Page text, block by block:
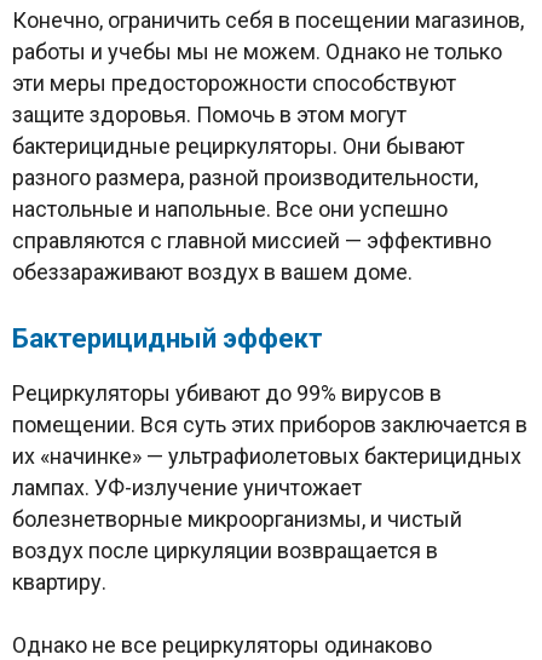
Конечно, ограничить себя в посещении магазинов,
работы и учебы мы не можем. Однако не только
эти меры предосторожности способствуют
защите здоровья. Помочь в этом могут
бактерицидные рециркуляторы. Они бывают
разного размера, разной производительности,
настольные и напольные. Все они успешно
справляются с главной миссией — эффективно
обеззараживают воздух в вашем доме.
Бактерицидный эффект
Рециркуляторы убивают до 99% вирусов в
помещении. Вся суть этих приборов заключается в
их «начинке» — ультрафиолетовых бактерицидных
лампах. УФ-излучение уничтожает
болезнетворные микроорганизмы, и чистый
воздух после циркуляции возвращается в
квартиру.
Однако не все рециркуляторы одинаково